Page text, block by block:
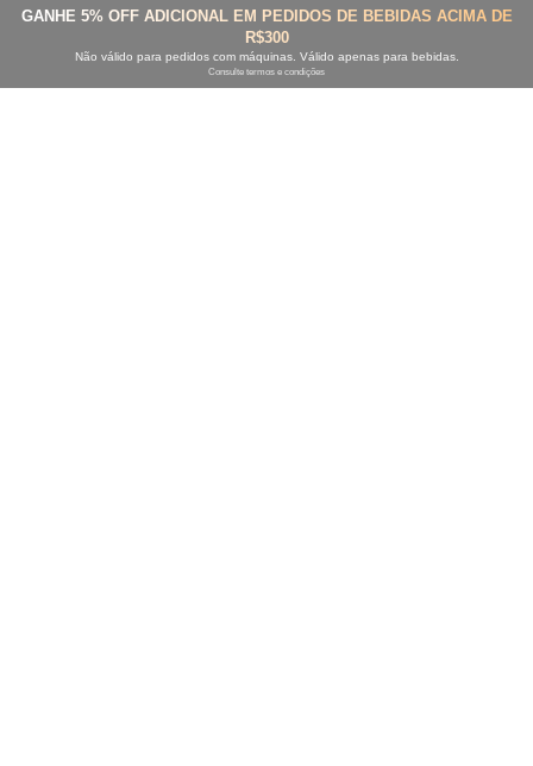
GANHE 5% OFF ADICIONAL EM PEDIDOS DE BEBIDAS ACIMA DE
R$300
Não válido para pedidos com máquinas. Válido apenas para bebidas.
Consulte termos e condições